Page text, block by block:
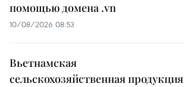
помощью домена .vn
10/08/2026 08:53
Вьетнамская
сельскохозяйственная продукция